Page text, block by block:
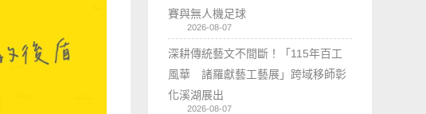
賽與無人機足球
2026-08-07
深耕傳統藝文不間斷！「115年百工
風華 諸羅獻藝工藝展」跨域移師彰
化溪湖展出
2026-08-07